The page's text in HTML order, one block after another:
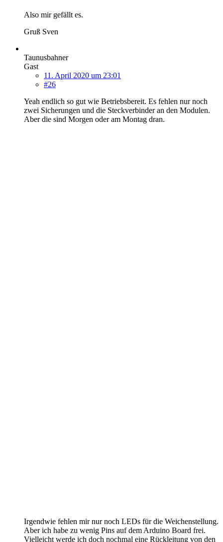
Also mir gefällt es.
Gruß Sven
Taunusbahner
Gast
11. April 2020 um 23:01
#26
Yeah endlich so gut wie Betriebsbereit. Es fehlen nur noch
zwei Sicherungen und die Steckverbinder an den Modulen.
Aber die sind Morgen oder am Montag dran.
Irgendwie fehlen mir nur noch LEDs für die Weichenstellung.
Aber ich habe zu wenig Pins auf dem Arduino Board frei.
Vielleicht werde ich doch nochmal eine Rückleitung von den